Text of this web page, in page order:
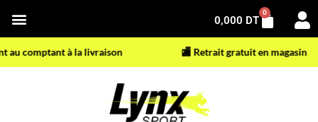
contenu
0,000 DT
0
Panier
comptant à la livraison 🏬 Retrait gratuit en magasin